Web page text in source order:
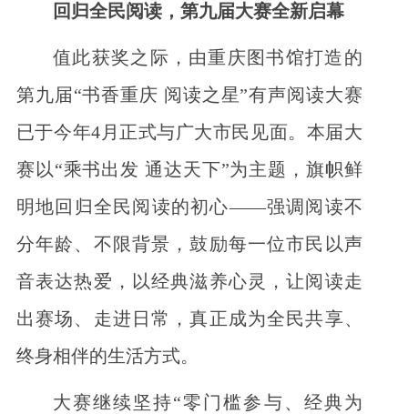
回归全民阅读，第九届大赛全新启幕
值此获奖之际，由重庆图书馆打造的
第九届“书香重庆 阅读之星”有声阅读大赛
已于今年4月正式与广大市民见面。本届大
赛以“乘书出发 通达天下”为主题，旗帜鲜
明地回归全民阅读的初心——强调阅读不
分年龄、不限背景，鼓励每一位市民以声
音表达热爱，以经典滋养心灵，让阅读走
出赛场、走进日常，真正成为全民共享、
终身相伴的生活方式。
大赛继续坚持“零门槛参与、经典为